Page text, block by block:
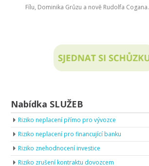
Fílu, Dominika Grůzu a nově Rudolfa Cogana.
Nabídka SLUŽEB
Riziko neplacení přímo pro vývozce
Riziko neplacení pro financující banku
Riziko znehodnocení investice
Riziko zrušení kontraktu dovozcem